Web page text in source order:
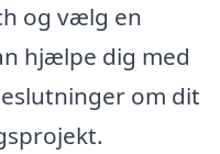
og vælg en
hjælpe dig med
om dit